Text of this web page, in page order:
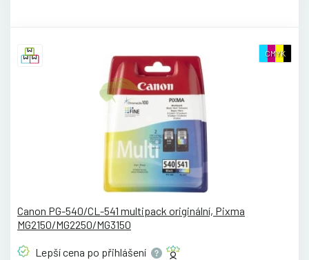
CMYK
Canon PG-540/CL-541 multipack originální, Pixma
MG2150/MG2250/MG3150
Lepší cena po přihlášení